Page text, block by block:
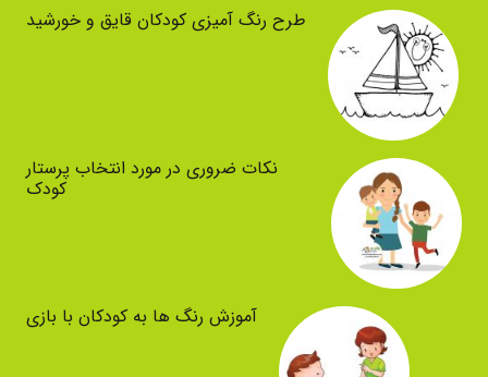
طرح رنگ آمیزی کودکان قایق و خورشید
نکات ضروری در مورد انتخاب پرستار
کودک
آموزش رنگ ها به کودکان با بازی